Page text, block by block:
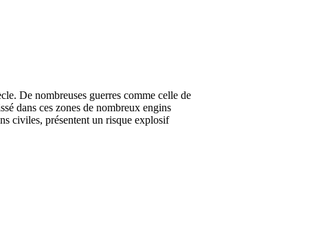
De nombreuses guerres comme celle de
dans ces zones de nombreux engins
civiles, présentent un risque explosif